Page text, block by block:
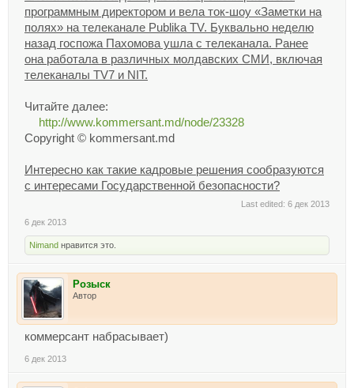
программным директором и вела ток-шоу «Заметки на
полях» на телеканале Publika TV. Буквально неделю
назад госпожа Пахомова ушла с телеканала. Ранее
она работала в различных молдавских СМИ, включая
телеканалы TV7 и NIT.
Читайте далее:
http://www.kommersant.md/node/23328
Copyright © kommersant.md
Интересно как такие кадровые решения сообразуются
с интересами Государственной безопасности?
Last edited: 6 дек 2013
6 дек 2013
Nimand нравится это.
Розыск
Автор
коммерсант набрасывает)
6 дек 2013